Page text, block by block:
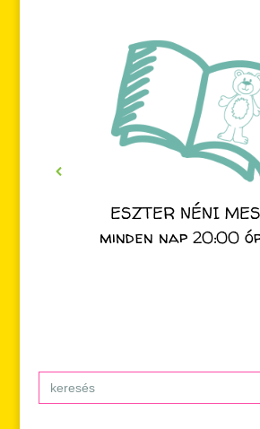
ESZTER NÉNI
minden nap 20:00
Search
for: